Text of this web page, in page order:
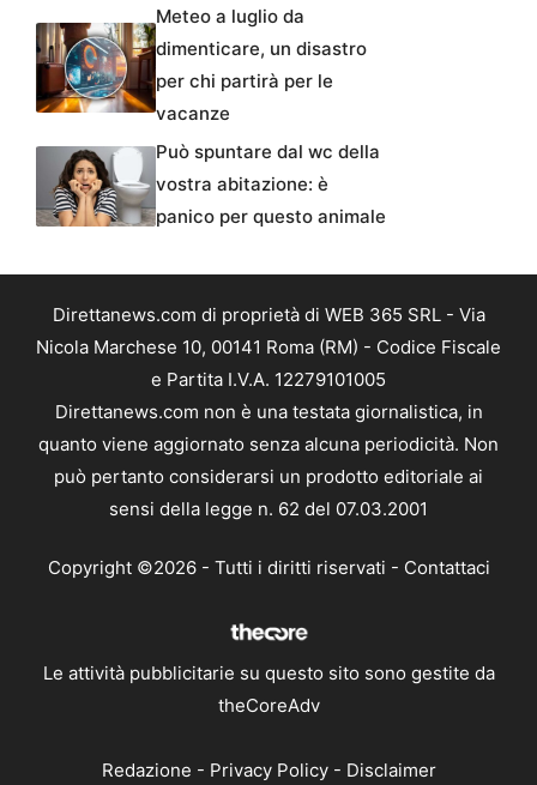
Meteo a luglio da
dimenticare, un disastro
per chi partirà per le
vacanze
Può spuntare dal wc della
vostra abitazione: è
panico per questo animale
Direttanews.com di proprietà di WEB 365 SRL - Via
Nicola Marchese 10, 00141 Roma (RM) - Codice Fiscale
e Partita I.V.A. 12279101005
Direttanews.com non è una testata giornalistica, in
quanto viene aggiornato senza alcuna periodicità. Non
può pertanto considerarsi un prodotto editoriale ai
sensi della legge n. 62 del 07.03.2001
Copyright ©2026 - Tutti i diritti riservati - Contattaci
Le attività pubblicitarie su questo sito sono gestite da
theCoreAdv
Redazione - Privacy Policy- Disclaimer